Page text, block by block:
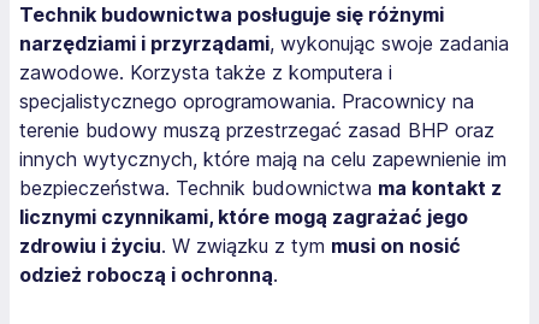
Technik budownictwa posługuje się różnymi
narzędziami i przyrządami, wykonując swoje zadania
zawodowe. Korzysta także z komputera i
specjalistycznego oprogramowania. Pracownicy na
terenie budowy muszą przestrzegać zasad BHP oraz
innych wytycznych, które mają na celu zapewnienie im
bezpieczeństwa. Technik budownictwa ma kontakt z
licznymi czynnikami, które mogą zagrażać jego
zdrowiu i życiu. W związku z tym musi on nosić
odzież roboczą i ochronną.